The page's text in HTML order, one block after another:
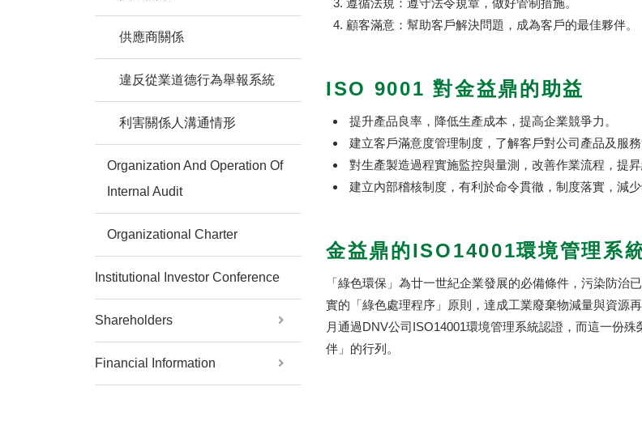
供應商關係
違反從業道德行為舉報系統
利害關係人溝通情形
Organization And Operation Of
Internal Audit
Organizational Charter
Institutional Investor Conference
Shareholders
Financial Information
遵循法規：遵守法令規章，做好管制措施。
顧客滿意：幫助客戶解決問題，成為客戶的最佳夥伴。
ISO 9001 對金益鼎的助益
提升產品良率，降低生產成本，提高企業競爭力。
建立客戶滿意度管理制度，了解客戶對公司產品及服
對生產製造過程實施監控與量測，改善作業流程，提昇
建立內部稽核制度，有利於命令貫徹，制度落實，減少
金益鼎的ISO14001環境管理系
「綠色環保」為廿一世紀企業發展的必備條件，污染防
實的「綠色處理程序」原則，達成工業廢棄物減量與資源
月通過DNV公司ISO14001環境管理系統認證，而這一份
伴」的行列。